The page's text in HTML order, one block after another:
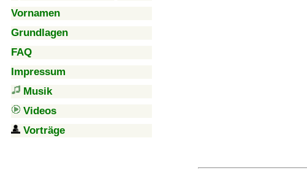
Vornamen
Grundlagen
FAQ
Impressum
Musik
Videos
Vorträge